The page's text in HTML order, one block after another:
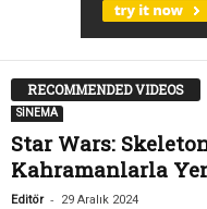
RECOMMENDED VIDEOS
SİNEMA
Star Wars:
Kahramanlarla
Editör - 29 Aralık 2024